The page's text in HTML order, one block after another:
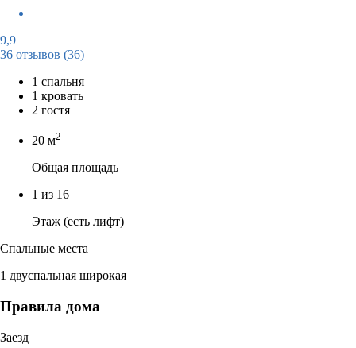
9,9
36 отзывов (36)
1 спальня
1 кровать
2 гостя
20 м2
Общая площадь
1 из 16
Этаж (есть лифт)
Спальные места
1 двуспальная широкая
Правила дома
Заезд